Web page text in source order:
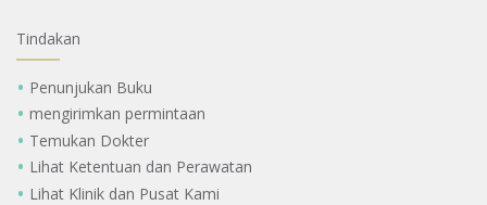
Tindakan
Penunjukan Buku
mengirimkan permintaan
Temukan Dokter
Lihat Ketentuan dan Perawatan
Lihat Klinik dan Pusat Kami